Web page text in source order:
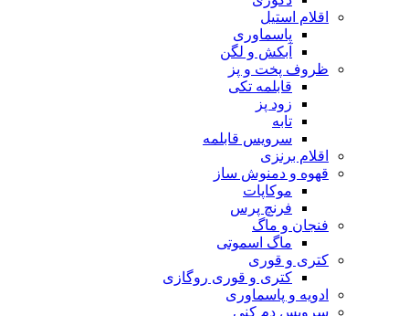
اقلام استیل
پاسماوری
آبکش و لگن
ظروف پخت و پز
قابلمه تکی
زود پز
تابه
سرویس قابلمه
اقلام برنزی
قهوه و دمنوش ساز
موکاپات
فرنچ پرس
فنجان و ماگ
ماگ اسموتی
کتری و قوری
کتری و قوری روگازی
ادویه و پاسماوری
سرویس دم کنی